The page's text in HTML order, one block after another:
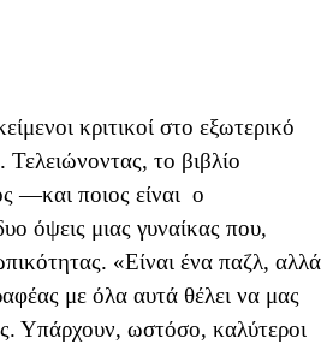
κριτικοί στο εξωτερικό
Τελειώνοντας, το βιβλίο
—και ποιος είναι ο
όψεις μιας γυναίκας που,
«Είναι ένα παζλ, αλλά
με όλα αυτά θέλει να μας
Υπάρχουν, ωστόσο, καλύτεροι